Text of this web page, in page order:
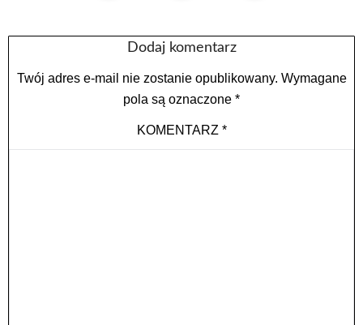
Dodaj komentarz
Twój adres e-mail nie zostanie opublikowany. Wymagane
pola są oznaczone *
KOMENTARZ *